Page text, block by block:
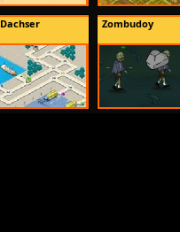
Dachser Zombudoy